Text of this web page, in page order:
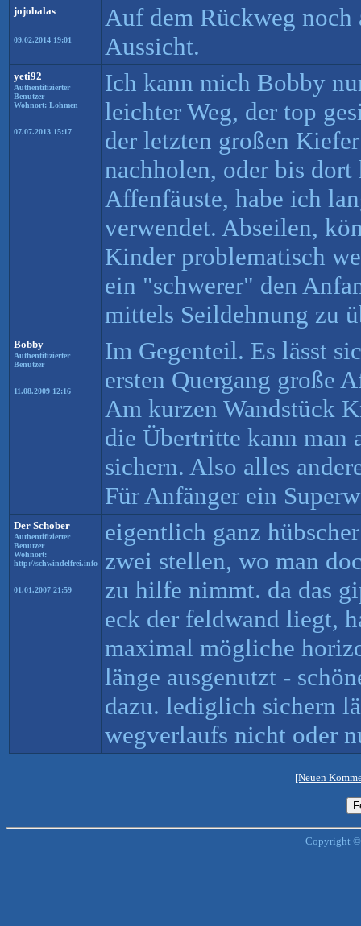
jojobalas
09.02.2014 19:01
Auf dem Rückweg noch
Aussicht.
yeti92
Authentifizierter
Benutzer
Wohnort: Lohmen
07.07.2013 15:17
Ich kann mich Bobby
leichter Weg, der top
der letzten großen
nachholen, oder bis
Affenfäuste, habe ich
verwendet. Abseilen,
Kinder problematisch
ein "schwerer" den
mittels Seildehnung zu
Bobby
Authentifizierter
Benutzer
11.08.2009 12:16
Im Gegenteil. Es lässt
ersten Quergang große
Am kurzen Wandstück
die Übertritte kann man
sichern. Also alles
Für Anfänger ein
Der Schober
Authentifizierter
Benutzer
Wohnort:
http://schwindelfrei.info
01.01.2007 21:59
eigentlich ganz
zwei stellen, wo man
zu hilfe nimmt. da das
eck der feldwand liegt,
maximal mögliche
länge ausgenutzt -
dazu. lediglich sichern
wegverlaufs nicht oder
[Neuen
Copyright ©